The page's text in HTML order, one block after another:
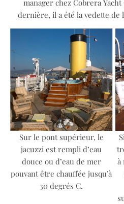
manager chez Cobrera
dernière, il a été la vedette de
Sur le pont supérieur, le
jacuzzi est rempli d’eau
douce ou d’eau de mer
pouvant être chauffée jusqu’à
30 degrés C.
à